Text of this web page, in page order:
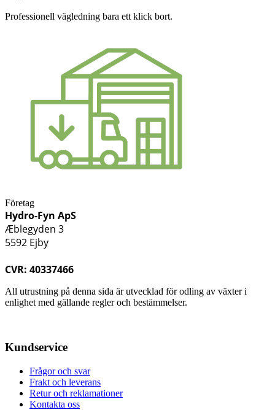
Professionell vägledning bara ett klick bort.
Företag
Hydro-Fyn ApS
Æblegyden 3
5592 Ejby
CVR: 40337466
All utrustning på denna sida är utvecklad för odling av växter i
enlighet med gällande regler och bestämmelser.
Kundservice
Frågor och svar
Frakt och leverans
Retur och reklamationer
Kontakta oss